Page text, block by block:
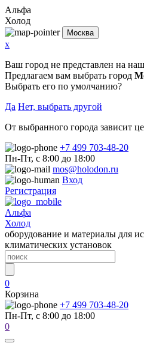
Альфа
Холод
Москва
x
Ваш город не представлен на
Предлагаем вам выбрать город
Выбрать его по умолчанию?
Да Нет, выбрать другой
От выбранного города зависит
+7 499 703-48-20
Пн-Пт, с 8:00 до 18:00
mos@holodon.ru
Вход
Регистрация
Альфа
Холод
оборудование и материалы для
климатических установок
0
Корзина
+7 499 703-48-20
Пн-Пт, с 8:00 до 18:00
0